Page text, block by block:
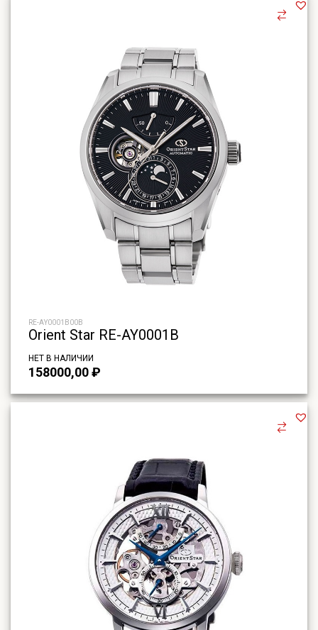
RE-AY0001B00B
Orient Star RE-AY0001B
НЕТ В НАЛИЧИИ
158000,00₽